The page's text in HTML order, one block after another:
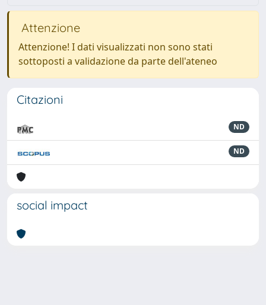
Attenzione
Attenzione! I dati visualizzati non sono stati
sottoposti a validazione da parte dell'ateneo
Citazioni
ND
ND
social impact